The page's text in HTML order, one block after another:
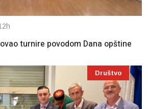
turnire povodom Dana opštine
Društvo